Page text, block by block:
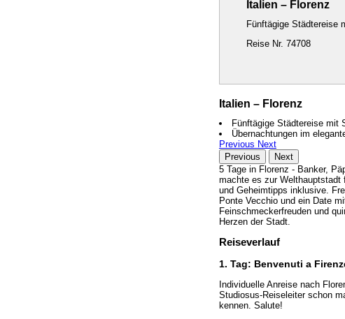
Italien – Florenz
Fünftägige Städtereise
Reise Nr. 74708
Italien – Florenz
Fünftägige Städtereise mit
Übernachtungen im
Previous Next
Previous
Next
5 Tage in Florenz - Banker,
machte es zur Welthauptstadt
und Geheimtipps inklusive.
Ponte Vecchio und ein Date
Feinschmeckerfreuden und
Herzen der Stadt.
Reiseverlauf
1. Tag: Benvenuti a
Individuelle Anreise nach
Studiosus-Reiseleiter schon
kennen. Salute!